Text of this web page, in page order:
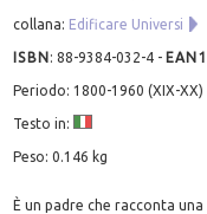
collana: Edificare Universi
ISBN:88-9384-032-4 -
Periodo: 1800-1960 (XIX-
Testo in:
Peso: 0.146 kg
È un padre che racconta